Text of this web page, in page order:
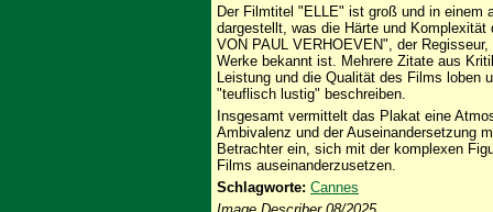
Der Filmtitel "ELLE" ist groß und in einem
dargestellt, was die Härte und
VON PAUL VERHOEVEN", der
Werke bekannt ist. Mehrere Zitate aus
Leistung und die Qualität des Films loben
"teuflisch lustig" beschreiben.
Insgesamt vermittelt das Plakat eine
Ambivalenz und der Auseinandersetzung
Betrachter ein, sich mit der komplexen
Films auseinanderzusetzen.
Schlagworte: Cannes